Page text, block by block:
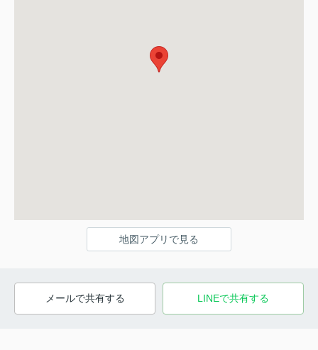
地図アプリで見る
メールで共有する LINEで共有する